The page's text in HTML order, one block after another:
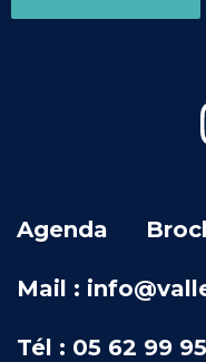
Agenda
Mail :
Tél : 05 62 99